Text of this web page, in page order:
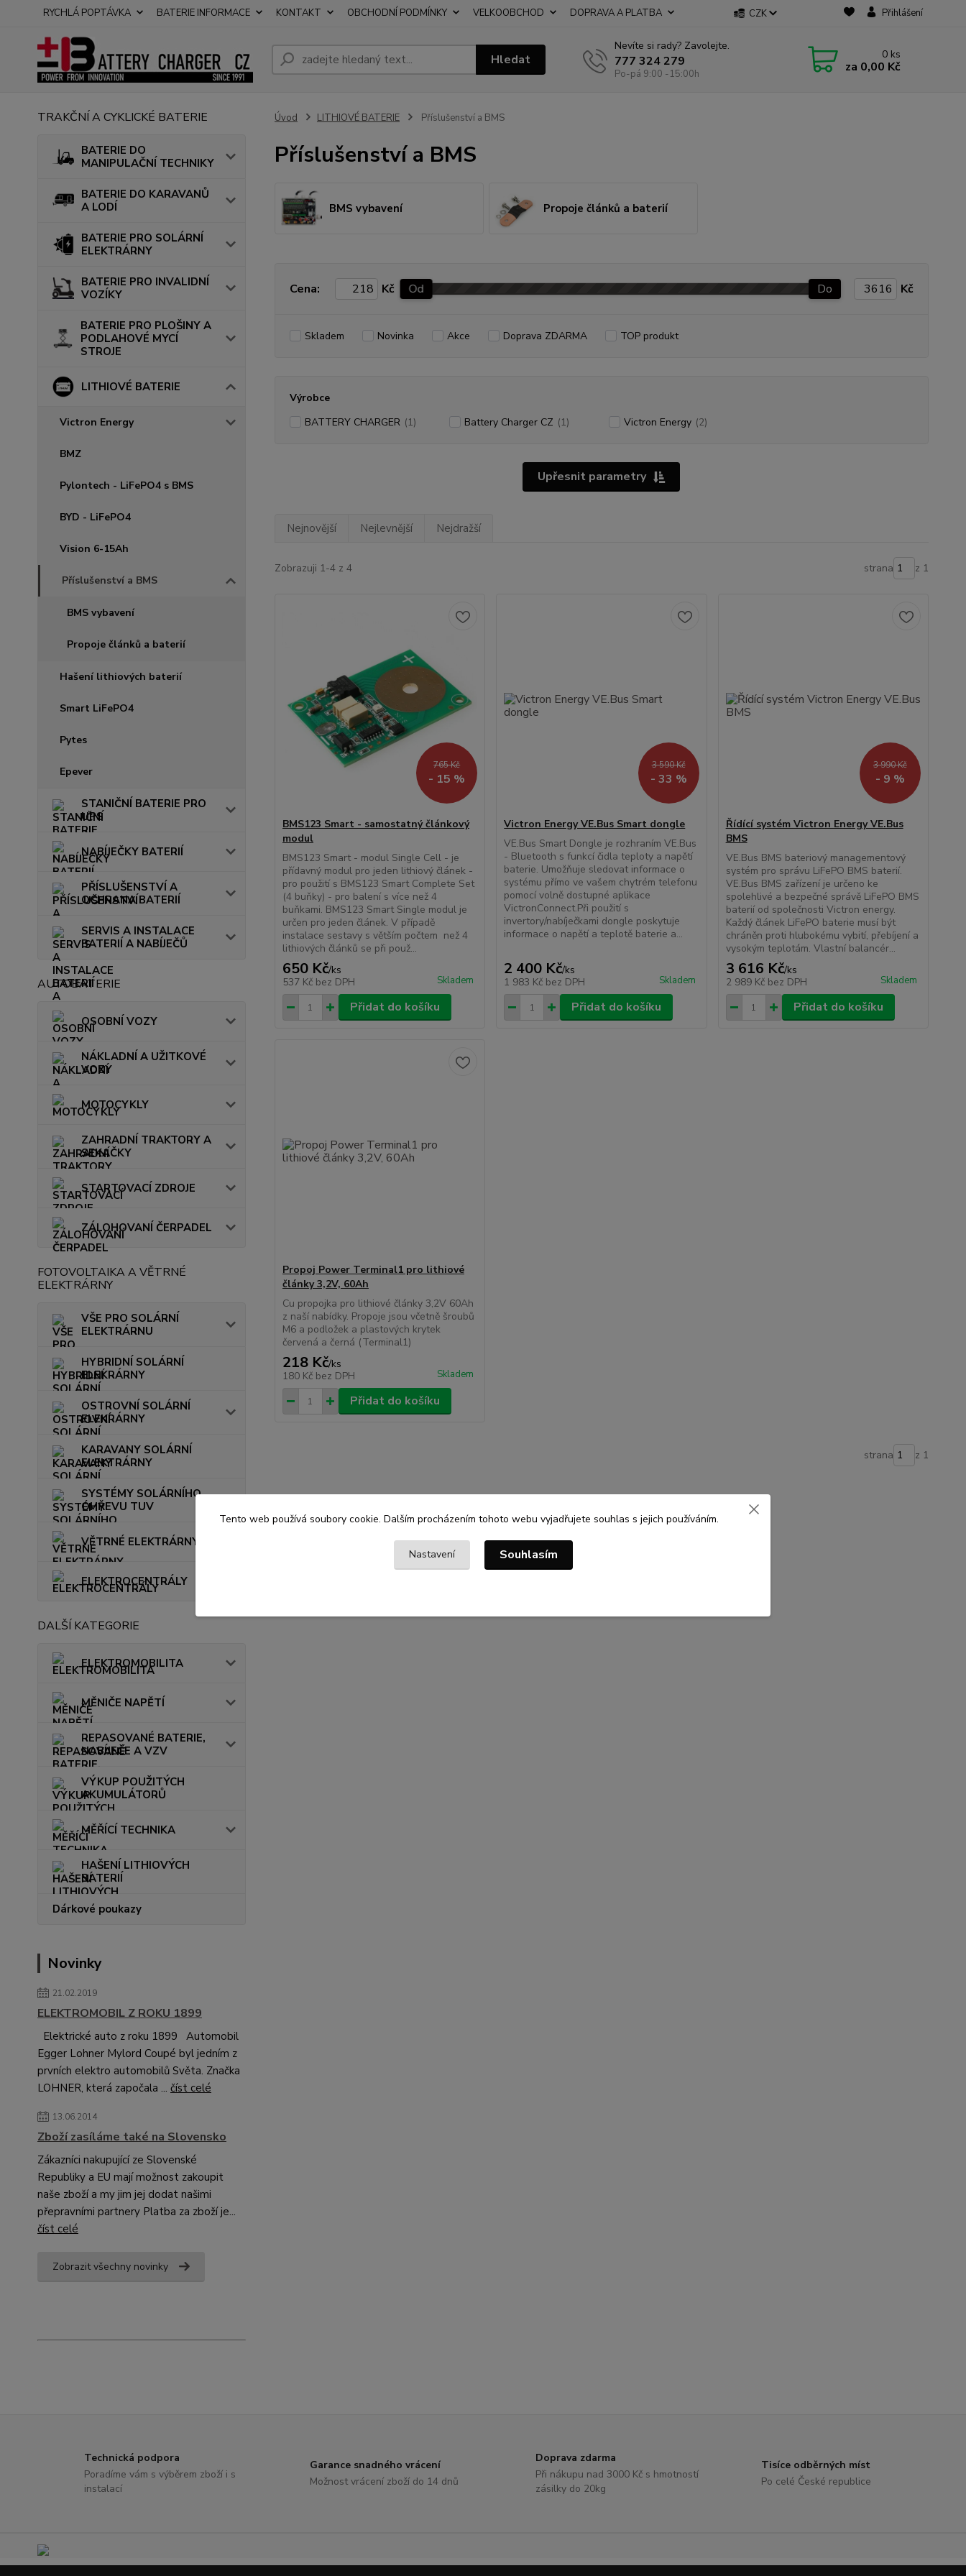
RYCHLÁ POPTÁVKA BATERIE INFORMACE KONTAKT OBCHODNÍ PODMÍNKY VELKOOBCHOD DOPRAVA A PLATBA CZK Přihlášení
Hledat
Nevíte si rady? Zavolejte.
777 324 279
Po-pá 9:00 -15:00h
0 ks
za 0,00 Kč
TRAKČNÍ A CYKLICKÉ BATERIE
BATERIE DO
MANIPULAČNÍ TECHNIKY
BATERIE DO KARAVANŮ
A LODÍ
BATERIE PRO SOLÁRNÍ
ELEKTRÁRNY
BATERIE PRO INVALIDNÍ
VOZÍKY
BATERIE PRO PLOŠINY A
PODLAHOVÉ MYCÍ
STROJE
LITHIOVÉ BATERIE
Victron Energy
BMZ
Pylontech - LiFePO4 s BMS
BYD - LiFePO4
Vision 6-15Ah
Příslušenství a BMS
BMS vybavení
Propoje článků a baterií
Hašení lithiových baterií
Smart LiFePO4
Pytes
Epever
STANIČNÍ BATERIE PRO
UPS
NABÍJEČKY BATERIÍ
PŘÍSLUŠENSTVÍ A
OCHRANA BATERIÍ
SERVIS A INSTALACE
BATERIÍ A NABÍJEČŮ
AUTOBATERIE
OSOBNÍ VOZY
NÁKLADNÍ A UŽITKOVÉ
VOZY
MOTOCYKLY
ZAHRADNÍ TRAKTORY A
SEKAČKY
STARTOVACÍ ZDROJE
ZÁLOHOVANÍ ČERPADEL
FOTOVOLTAIKA A VĚTRNÉ
ELEKTRÁRNY
VŠE PRO SOLÁRNÍ
ELEKTRÁRNU
HYBRIDNÍ SOLÁRNÍ
ELEKRÁRNY
OSTROVNÍ SOLÁRNÍ
ELEKRÁRNY
KARAVANY SOLÁRNÍ
ELEKTRÁRNY
SYSTÉMY SOLÁRNÍHO
OHŘEVU TUV
VĚTRNÉ ELEKTRÁRNY
ELEKTROCENTRÁLY
DALŠÍ KATEGORIE
ELEKTROMOBILITA
MĚNIČE NAPĚTÍ
REPASOVANÉ BATERIE,
NABÍJEČE A VZV
VÝKUP POUŽITÝCH
AKUMULÁTORŮ
MĚŘÍCÍ TECHNIKA
HAŠENÍ LITHIOVÝCH
BATERIÍ
Dárkové poukazy
Novinky
21.02.2019
ELEKTROMOBIL Z ROKU 1899
Elektrické auto z roku 1899 Automobil
Egger Lohner Mylord Coupé byl jedním z
prvních elektro automobilů Světa. Značka
LOHNER, která započala ... číst celé
13.06.2014
Zboží zasíláme také na Slovensko
Zákazníci nakupující ze Slovenské
Republiky a EU mají možnost zakoupit
naše zboží a my jim jej dodat našimi
přepravními partnery Platba za zboží je...
číst celé
Zobrazit všechny novinky
Úvod LITHIOVÉ BATERIE Příslušenství a BMS
Příslušenství a BMS
BMS vybavení Propoje článků a baterií
Upřesnit parametry
Cena: Kč Od Do Kč
Skladem Novinka Akce Doprava ZDARMA TOP produkt
Výrobce
BATTERY CHARGER (1) Battery Charger CZ (1) Victron Energy (2)
Nejnovější Nejlevnější Nejdražší
Zobrazuji 1-4 z 4 strana z 1
765 Kč
- 15 %
BMS123 Smart - samostatný článkový
modul
BMS123 Smart - modul Single Cell - je
přídavný modul pro jeden lithiový článek -
pro použití s BMS123 Smart Complete Set
(4 buňky) - pro balení s více než 4
buňkami. BMS123 Smart Single modul je
určen pro jeden článek. V případě
instalace sestavy s větším počtem než 4
lithiových článků se při použ...
650 Kč/ks
537 Kč bez DPH Skladem
Přidat do košíku
3 590 Kč
- 33 %
Victron Energy VE.Bus Smart dongle
VE.Bus Smart Dongle je rozhraním VE.Bus
- Bluetooth s funkcí čidla teploty a napětí
baterie. Umožňuje sledovat informace o
systému přímo ve vašem chytrém telefonu
pomocí volně dostupné aplikace
VictronConnect.Při použití s
invertory/nabíječkami dongle poskytuje
informace o napětí a teplotě baterie a...
2 400 Kč/ks
1 983 Kč bez DPH Skladem
Přidat do košíku
3 990 Kč
- 9 %
Řídící systém Victron Energy VE.Bus
BMS
VE.Bus BMS bateriový managementový
systém pro správu LiFePO BMS baterií.
VE.Bus BMS zařízení je určeno ke
spolehlivé a bezpečné správě LiFePO BMS
baterií od společnosti Victron energy.
Každý článek LiFePO baterie musí být
chráněn proti hlubokému vybití, přebíjení a
vysokým teplotám. Vlastní balancér...
3 616 Kč/ks
2 989 Kč bez DPH Skladem
Přidat do košíku
Propoj Power Terminal1 pro lithiové
články 3,2V, 60Ah
Cu propojka pro lithiové články 3,2V 60Ah
z naší nabídky. Propoje jsou včetně šroubů
M6 a podložek a plastových krytek
červená a černá (Terminal1)
218 Kč/ks
180 Kč bez DPH Skladem
Přidat do košíku
strana z 1
Technická podpora
Poradíme vám s výběrem zboží i s
instalací
Garance snadného vrácení
Možnost vrácení zboží do 14 dnů
Doprava zdarma
Při nákupu nad 3000 Kč s hmotností
zásilky do 20kg
Tisíce odběrných míst
Po celé České republice
Tento web používá soubory cookie. Dalším procházením tohoto webu vyjadřujete souhlas s jejich používáním.
Nastavení Souhlasím